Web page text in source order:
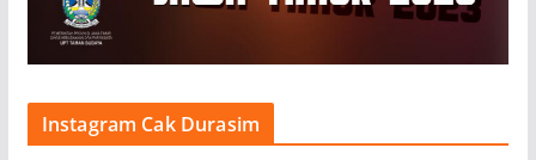
Instagram Cak Durasim